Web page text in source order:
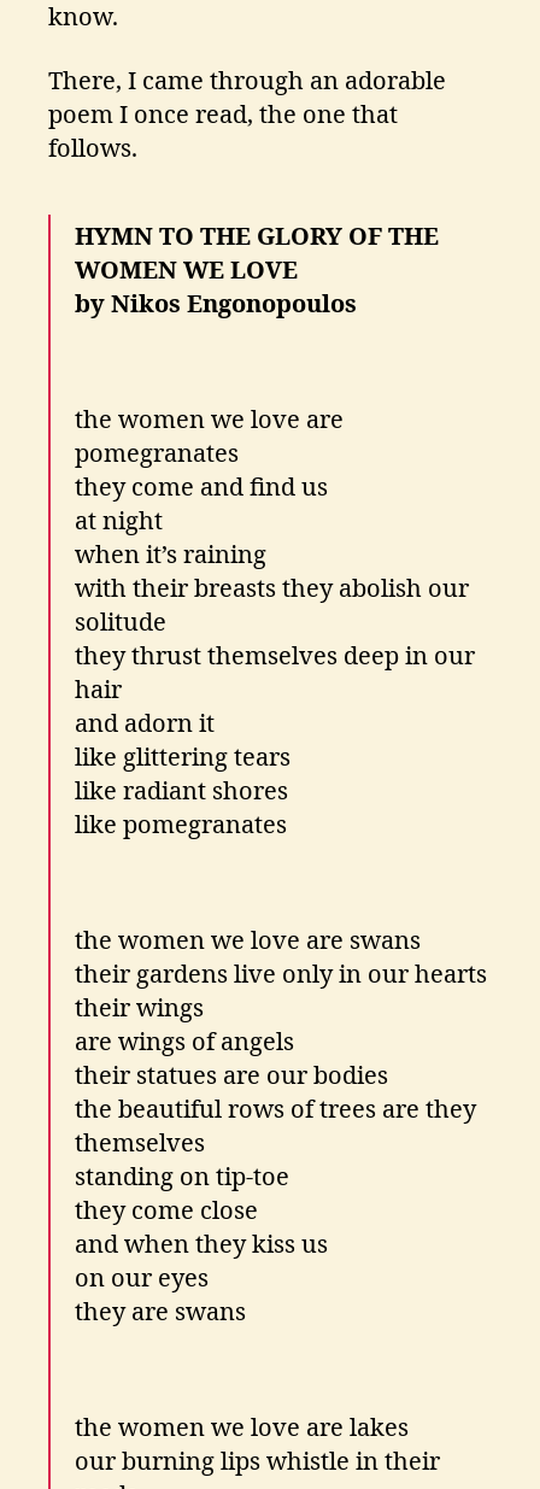
know.
There, I came through an adorable
poem I once read, the one that
follows.
HYMN TO THE GLORY OF THE
WOMEN WE LOVE
by Nikos Engonopoulos
the women we love are
pomegranates
they come and find us
at night
when it’s raining
with their breasts they abolish our
solitude
they thrust themselves deep in our
hair
and adorn it
like glittering tears
like radiant shores
like pomegranates
the women we love are swans
their gardens live only in our hearts
their wings
are wings of angels
their statues are our bodies
the beautiful rows of trees are they
themselves
standing on tip-toe
they come close
and when they kiss us
on our eyes
they are swans
the women we love are lakes
our burning lips whistle in their